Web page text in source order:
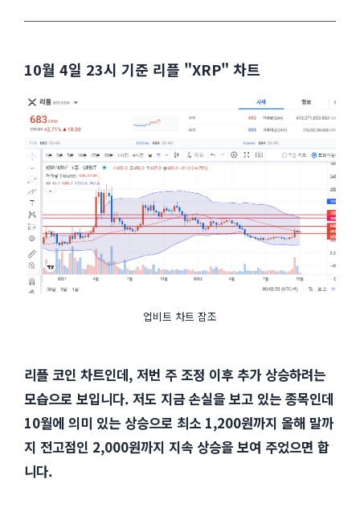
10월 4일 23시 기준 리플 "XRP" 차트
업비트 차트 잠조
리플 코인 차트인데, 저번 주 조정 이후 추가 상승하려는
모습으로 보입니다. 저도 지금 손실을 보고 있는 종목인데
10월에 의미 있는 상승으로 최소 1,200원까지 올해 말까
지 전고점인 2,000원까지 지속 상승을 보여 주었으면 합
니다.